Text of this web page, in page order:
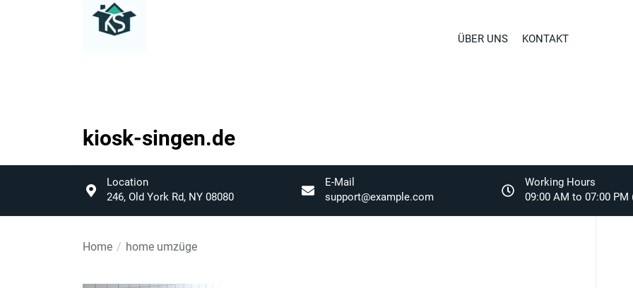
kiosk-
kiosk-singen.de
ÜBER UNS KONTAKT
Location
246, Old York Rd, NY 08080
E-Mail
support@example.com
Working Hours
09:00 AM to 07:00 PM
Home home umzüge